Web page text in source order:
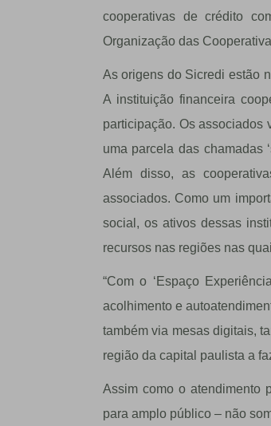
cooperativas de crédito
Organização das
As origens do Sicredi estão
A instituição financeira
participação. Os associados
uma parcela das chamadas
Além disso, as
associados. Como um
social, os ativos dessas
recursos nas regiões nas
“Com o ‘Espaço
acolhimento e
também via mesas digitais,
região da capital paulista a
Assim como o atendimento
para amplo público – não